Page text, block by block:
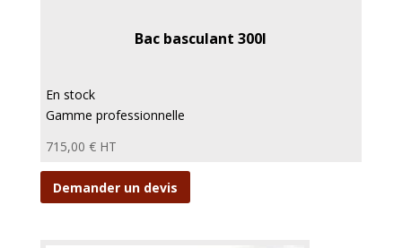
Bac basculant 300l
En stock
Gamme professionnelle
715,00 € HT
Demander un devis